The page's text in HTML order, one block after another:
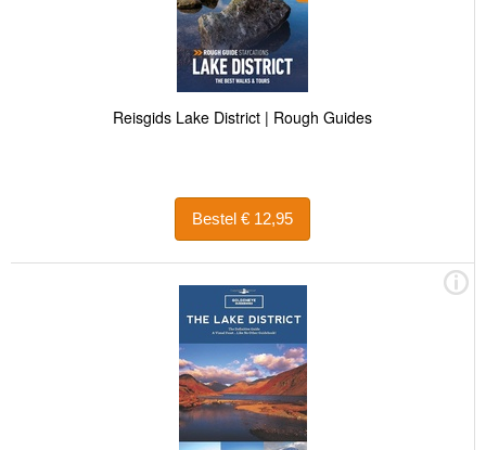
Reisgids Lake District | Rough Guides
Bestel € 12,95